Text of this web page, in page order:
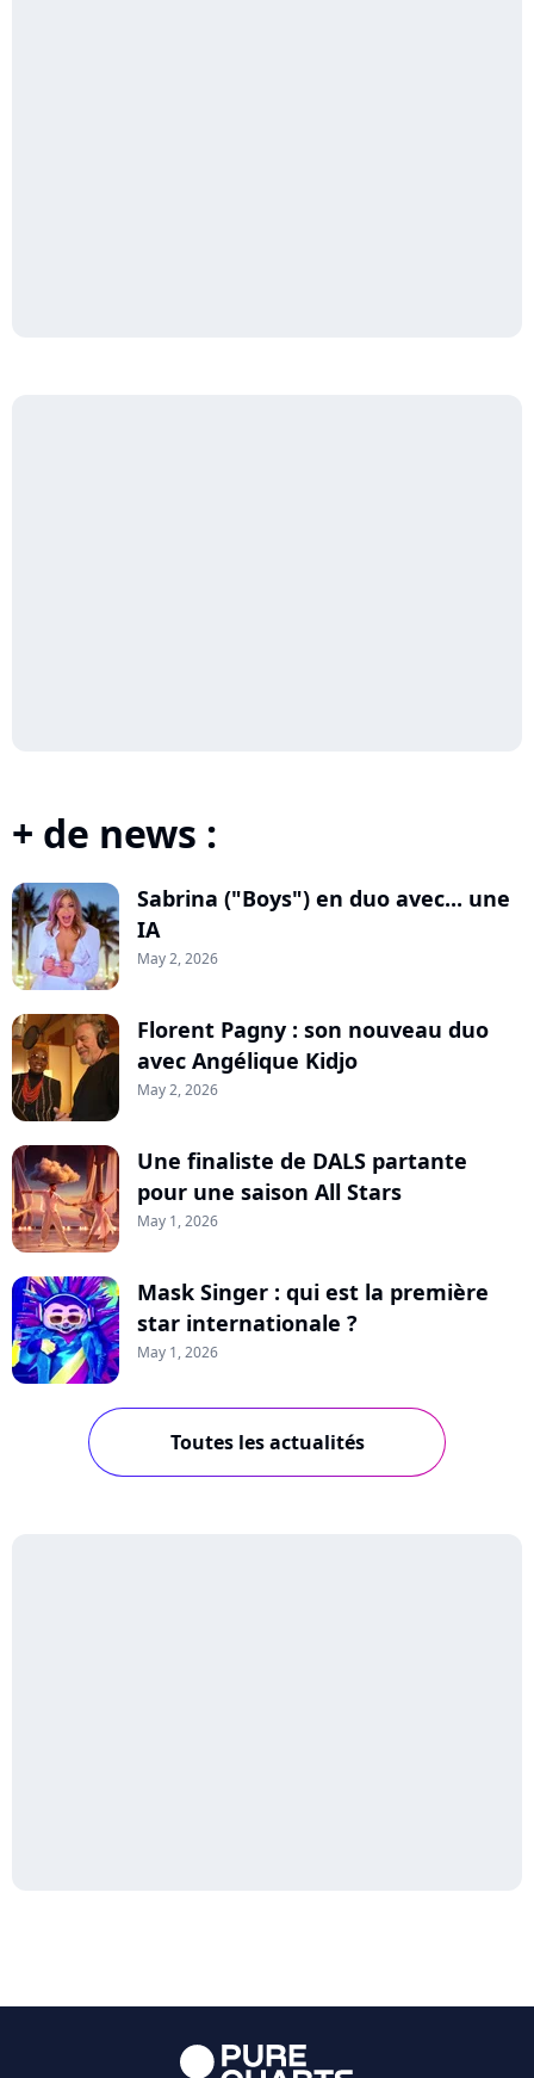
+ de news :
Sabrina ("Boys") en duo avec... une
IA
May 2, 2026
Florent Pagny : son nouveau duo
avec Angélique Kidjo
May 2, 2026
Une finaliste de DALS partante
pour une saison All Stars
May 1, 2026
Mask Singer : qui est la première
star internationale ?
May 1, 2026
Toutes les actualités